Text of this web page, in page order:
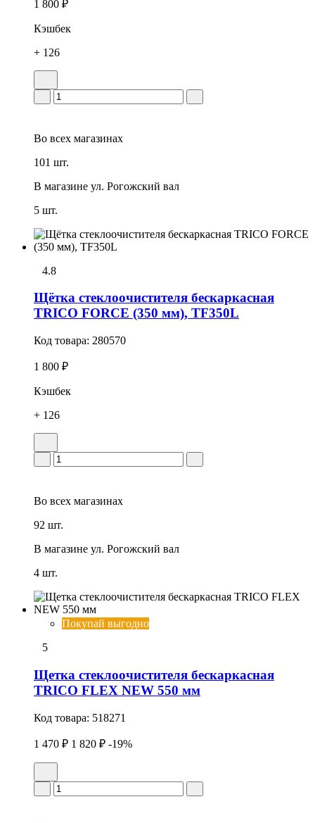
1 800 ₽
Кэшбек
+ 126
Во всех магазинах
101 шт.
В магазине ул. Рогожский вал
5 шт.
4.8
Щётка стеклоочистителя бескаркасная
TRICO FORCE (350 мм), TF350L
Код товара: 280570
1 800 ₽
Кэшбек
+ 126
Во всех магазинах
92 шт.
В магазине ул. Рогожский вал
4 шт.
Покупай выгодно
5
Щетка стеклоочистителя бескаркасная
TRICO FLEX NEW 550 мм
Код товара: 518271
1 470 ₽ 1 820 ₽ -19%